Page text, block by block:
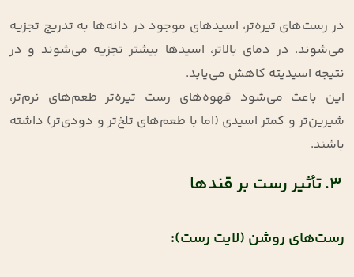
در رست‌های تیره‌تر، اسیدهای موجود در دانه‌ها به تدریج تجزیه
می‌شوند. در دمای بالاتر، اسیدها بیشتر تجزیه می‌شوند و در
نتیجه اسیدیته کاهش می‌یابد.
این باعث می‌شود قهوه‌های رست تیره‌تر طعم‌های نرم‌تر،
شیرین‌تر و کمتر اسیدی (اما با طعم‌های تلخ‌تر و دودی‌تر) داشته
باشند.
3. تأثیر رست بر قندها
رست‌های روشن (لایت رست):